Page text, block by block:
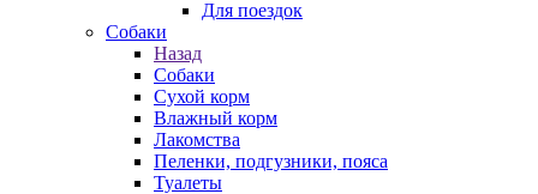
Для поездок
Собаки
Назад
Собаки
Сухой корм
Влажный корм
Лакомства
Пеленки, подгузники, пояса
Туалеты